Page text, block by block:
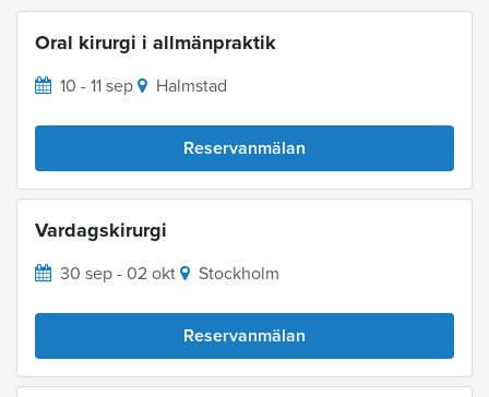
Oral kirurgi i allmänpraktik
10 - 11 sep Halmstad
Reservanmälan
Vardagskirurgi
30 sep - 02 okt Stockholm
Reservanmälan